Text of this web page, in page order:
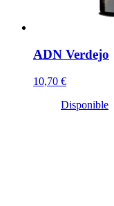
ADN Verdejo
10,70 €
Disponible